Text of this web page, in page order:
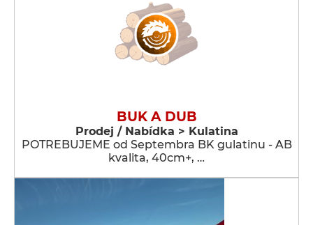
BUK A DUB
Prodej / Nabídka > Kulatina
POTREBUJEME od Septembra BK gulatinu - AB
kvalita, 40cm+, …